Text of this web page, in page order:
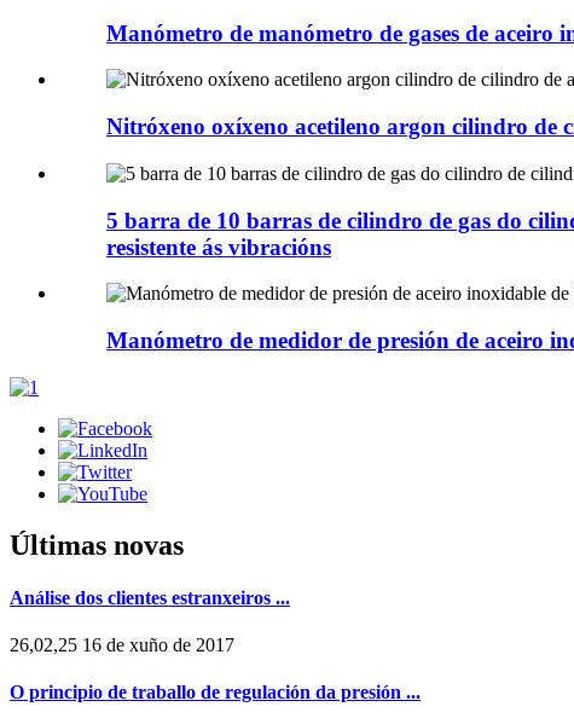
Manómetro de manómetro de gases de
Nitróxeno oxíxeno acetileno argon cilindro de
5 barra de 10 barras de cilindro de gas do
resistente ás vibracións
Manómetro de medidor de presión de aceiro
Últimas novas
Análise dos clientes estranxeiros ...
26,02,25 16 de xuño de 2017
O principio de traballo de regulación da presión ...